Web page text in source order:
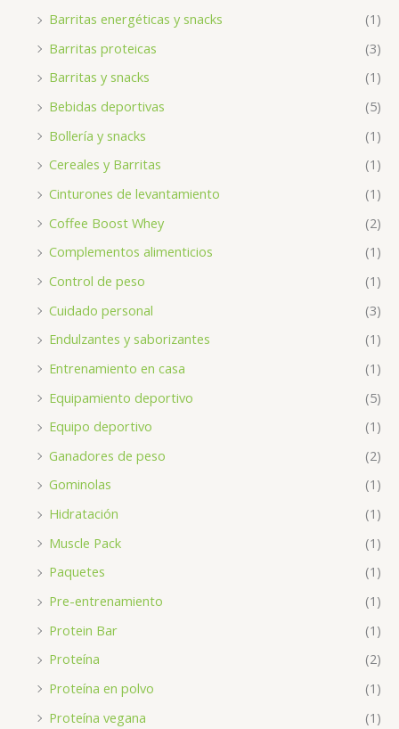
Barritas energéticas y snacks
(1)
Barritas proteicas
(3)
Barritas y snacks
(1)
Bebidas deportivas
(5)
Bollería y snacks
(1)
Cereales y Barritas
(1)
Cinturones de levantamiento
(1)
Coffee Boost Whey
(2)
Complementos alimenticios
(1)
Control de peso
(1)
Cuidado personal
(3)
Endulzantes y saborizantes
(1)
Entrenamiento en casa
(1)
Equipamiento deportivo
(5)
Equipo deportivo
(1)
Ganadores de peso
(2)
Gominolas
(1)
Hidratación
(1)
Muscle Pack
(1)
Paquetes
(1)
Pre-entrenamiento
(1)
Protein Bar
(1)
Proteína
(2)
Proteína en polvo
(1)
Proteína vegana
(1)